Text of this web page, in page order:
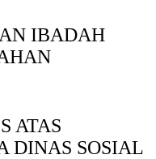
IBADAH
ATAS
DINAS SOSIAL